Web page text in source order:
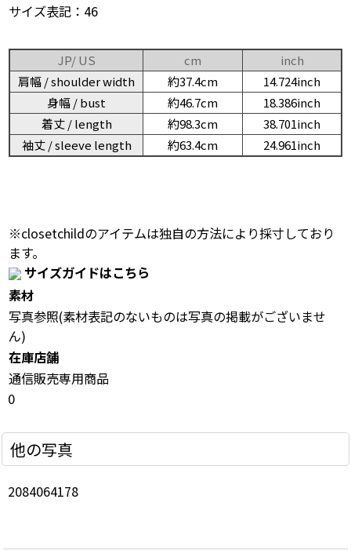
サイズ表記：46
JP/ US cm
inch
肩幅 / shoulder width
約37.4cm
14.724inch
身幅 / bust
約46.7cm
18.386inch
着丈 / length
約98.3cm
38.701inch
袖丈 / sleeve length
約63.4cm 24.961inch
※closetchildのアイテムは独自の方法により採寸しており
ます。
サイズガイドはこちら
素材
写真参照(素材表記のないものは写真の掲載がございませ
ん)
在庫店舗
通信販売専用商品
0
他の写真
2084064178